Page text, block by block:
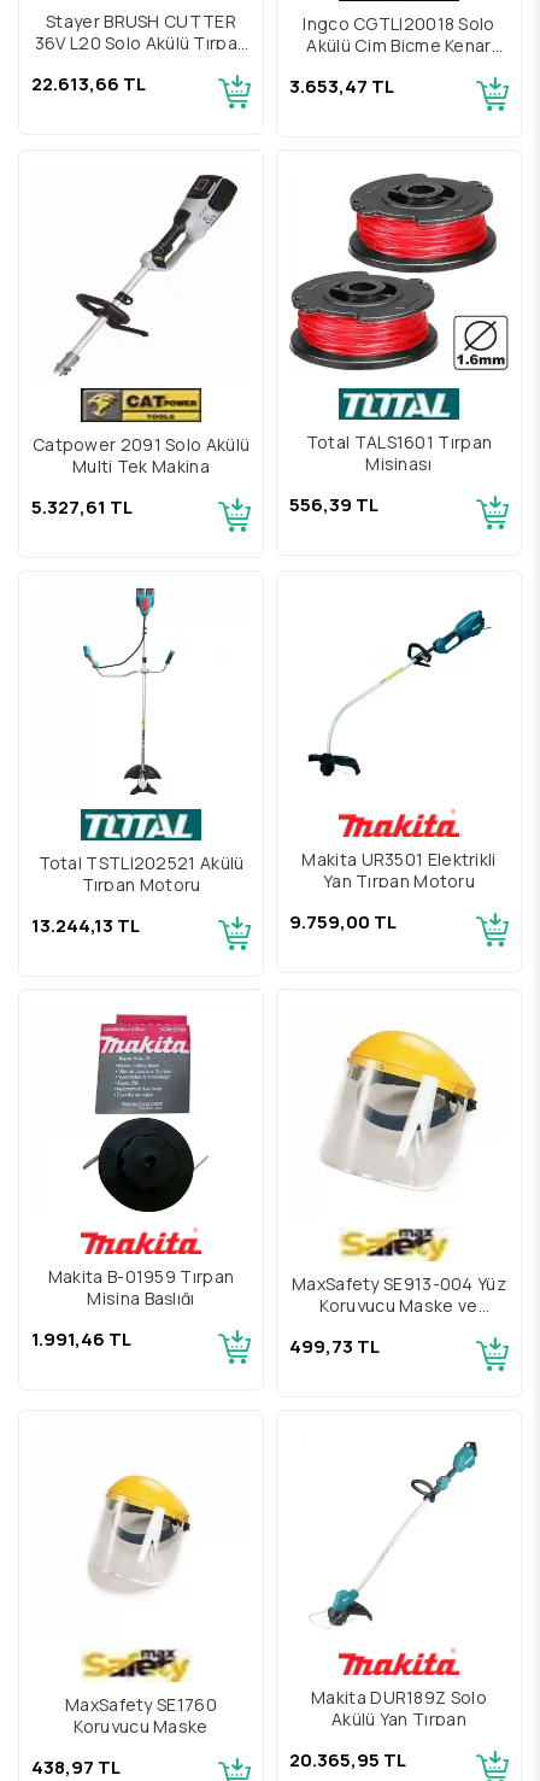
Stayer BRUSH CUTTER
36V L20 Solo Akülü Tırpan
22.613,66 TL
Ingco CGTLI20018 Solo
Akülü Çim Biçme Kenar
3.653,47 TL
Catpower 2091 Solo Akülü
Multi Tek Makina
5.327,61 TL
Total TALS1601 Tırpan
Misinası
556,39 TL
Total TSTLI202521 Akülü
Tırpan Motoru
13.244,13 TL
Makita UR3501 Elektrikli
Yan Tırpan Motoru
9.759,00 TL
Makita B-01959 Tırpan
Misina Başlığı
1.991,46 TL
MaxSafety SE913-004 Yüz
Koruyucu Maske ve
499,73 TL
MaxSafety SE1760
Koruyucu Maske
438,97 TL
Makita DUR189Z Solo
Akülü Yan Tırpan
20.365,95 TL